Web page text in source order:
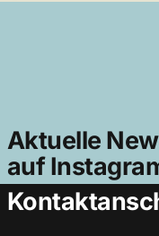
Aktuelle
auf